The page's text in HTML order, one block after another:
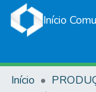
Início
Início